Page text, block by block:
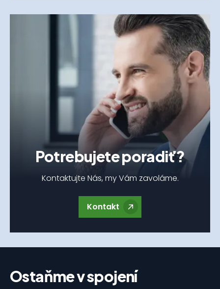
Potrebujete poradiť?
Kontaktujte Nás, my Vám zavoláme.
Kontakt
Ostaňme v spojení